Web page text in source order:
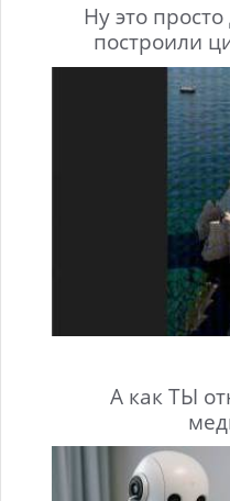
Ну это
построили
А как ТЫ